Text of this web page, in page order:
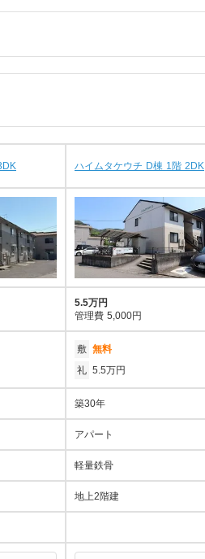
ハイムタケウチ D棟 1階 2DK
5.5万円
管理費 5,000円
敷 無料
礼 5.5万円
築30年
アパート
軽量鉄骨
地上2階建